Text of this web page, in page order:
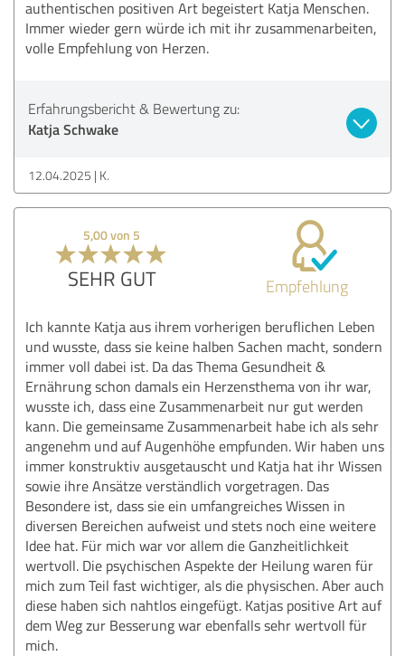
authentischen positiven Art begeistert Katja Menschen.
Immer wieder gern würde ich mit ihr zusammenarbeiten,
volle Empfehlung von Herzen.
Erfahrungsbericht & Bewertung zu:
Katja Schwake
12.04.2025 K.
5,00 von 5
SEHR GUT Empfehlung
Ich kannte Katja aus ihrem vorherigen beruflichen Leben
und wusste, dass sie keine halben Sachen macht, sondern
immer voll dabei ist. Da das Thema Gesundheit &
Ernährung schon damals ein Herzensthema von ihr war,
wusste ich, dass eine Zusammenarbeit nur gut werden
kann. Die gemeinsame Zusammenarbeit habe ich als sehr
angenehm und auf Augenhöhe empfunden. Wir haben uns
immer konstruktiv ausgetauscht und Katja hat ihr Wissen
sowie ihre Ansätze verständlich vorgetragen. Das
Besondere ist, dass sie ein umfangreiches Wissen in
diversen Bereichen aufweist und stets noch eine weitere
Idee hat. Für mich war vor allem die Ganzheitlichkeit
wertvoll. Die psychischen Aspekte der Heilung waren für
mich zum Teil fast wichtiger, als die physischen. Aber auch
diese haben sich nahtlos eingefügt. Katjas positive Art auf
dem Weg zur Besserung war ebenfalls sehr wertvoll für
mich.